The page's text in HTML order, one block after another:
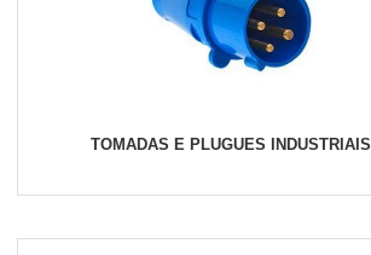
TOMADAS E PLUGUES INDUSTRIAIS